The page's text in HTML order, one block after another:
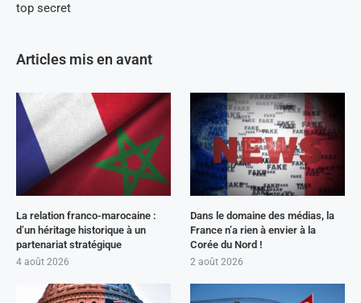
top secret
Articles mis en avant
La relation franco-marocaine :
d’un héritage historique à un
partenariat stratégique
4 août 2026
Dans le domaine des médias, la
France n’a rien à envier à la
Corée du Nord !
2 août 2026